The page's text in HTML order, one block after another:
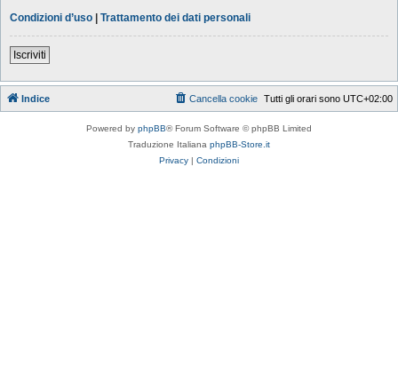
Condizioni d’uso | Trattamento dei dati personali
Iscriviti
Indice Tutti gli orari sono UTC+02:00
Cancella cookie
Powered by phpBB® Forum Software © phpBB Limited
Traduzione Italiana phpBB-Store.it
Privacy | Condizioni